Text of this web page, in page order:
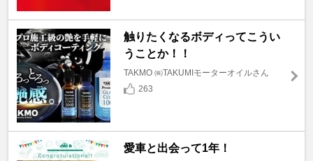
触りたくなるボディってこうい
うことか！！
TAKMO ㈱TAKUMIモーターオイルさん
263
愛車と出会って1年！